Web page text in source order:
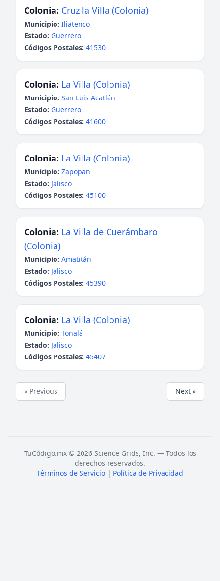
Colonia: Cruz la Villa (Colonia)
Municipio: Iliatenco
Estado: Guerrero
Códigos Postales: 41530
Colonia: La Villa (Colonia)
Municipio: San Luis Acatlán
Estado: Guerrero
Códigos Postales: 41600
Colonia: La Villa (Colonia)
Municipio: Zapopan
Estado: Jalisco
Códigos Postales: 45100
Colonia: La Villa de Cuerámbaro
(Colonia)
Municipio: Amatitán
Estado: Jalisco
Códigos Postales: 45390
Colonia: La Villa (Colonia)
Municipio: Tonalá
Estado: Jalisco
Códigos Postales: 45407
« Previous Next »
TuCódigo.mx © 2026 Science Grids, Inc. — Todos los
derechos reservados.
Términos de Servicio | Política de Privacidad